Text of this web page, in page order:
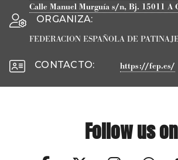
Calle Manuel Murguía s/n, Bj. 15011 A
ORGANIZA:
FEDERACION ESPAÑOLA DE
CONTACTO: https://fep.es/
Follow us on